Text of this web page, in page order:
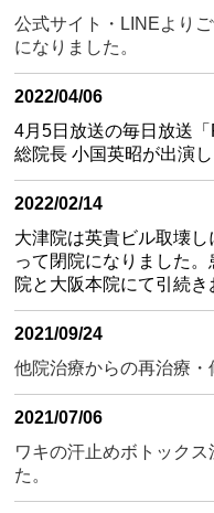
公式サイト・LINEより
になりました。
2022/04/06
4月5日放送の毎日放送
総院長 小国英昭が出演し
2022/02/14
大津院は英貴ビル取壊
って閉院になりました
院と大阪本院にて引続き
2021/09/24
他院治療からの再治療
2021/07/06
ワキの汗止めボトック
た。